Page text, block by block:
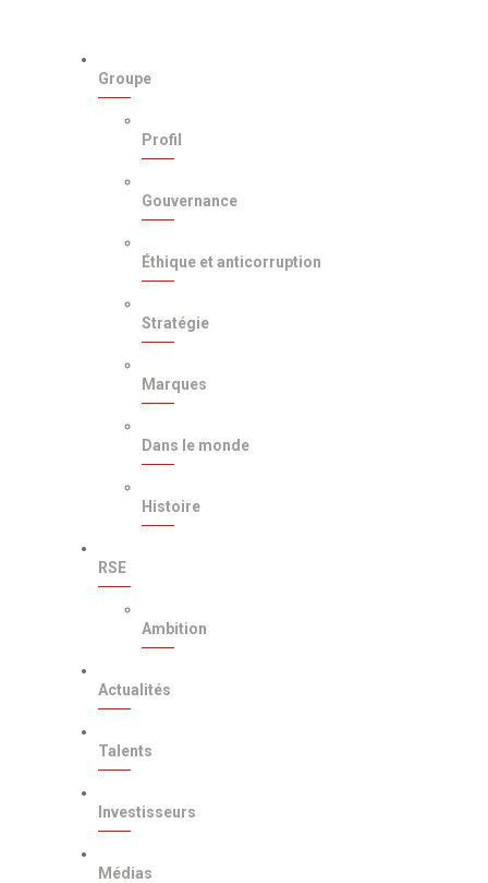
Groupe
Profil
Gouvernance
Éthique et anticorruption
Stratégie
Marques
Dans le monde
Histoire
RSE
Ambition
Actualités
Talents
Investisseurs
Médias